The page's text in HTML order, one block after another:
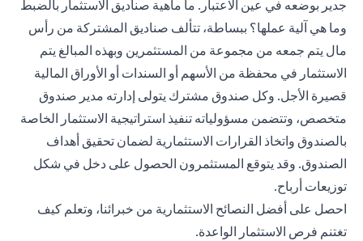
جدير بوضعه في عين الاعتبار. ما ماهية صناديق الاستثمار بالضبط
وما هي آلية عملها؟ ببساطة، تتألف صناديق المشتركة من رأس
مال يتم جمعه من مجموعة من المستثمرين وبهذه المبالغ يتم
الاستثمار في محفظة من الأسهم أو السندات أو الأوراق المالية
قصيرة الأجل. وكل صندوق مشترك يتولى إدارته مدير صندوق
متخصص، وتتضمن مسؤولياته تنفيذ استراتيجية الاستثمار الخاصة
بالصندوق واتخاذ القرارات الاستثمارية لضمان تحقيق أهداف
الصندوق. وقد يتوقع المستثمرون الحصول على دخل في شكل
توزيعات أرباح.
احصل على أفضل النصائح الاستثمارية من خبرائنا، وتعلم كيف
تغتنم فرص الاستثمار الواعدة.